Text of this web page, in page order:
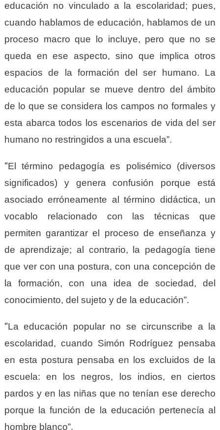
educación no vinculado a la escolaridad; pues,
cuando hablamos de educación, hablamos de un
proceso macro que lo incluye, pero que no se
queda en ese aspecto, sino que implica otros
espacios de la formación del ser humano. La
educación popular se mueve dentro del ámbito
de lo que se considera los campos no formales y
esta abarca todos los escenarios de vida del ser
humano no restringidos a una escuela”.
“El término pedagogía es polisémico (diversos
significados) y genera confusión porque está
asociado erróneamente al término didáctica, un
vocablo relacionado con las técnicas que
permiten garantizar el proceso de enseñanza y
de aprendizaje; al contrario, la pedagogía tiene
que ver con una postura, con una concepción de
la formación, con una idea de sociedad, del
conocimiento, del sujeto y de la educación”.
“La educación popular no se circunscribe a la
escolaridad, cuando Simón Rodríguez pensaba
en esta postura pensaba en los excluidos de la
escuela: en los negros, los indios, en ciertos
pardos y en las niñas que no tenían ese derecho
porque la función de la educación pertenecía al
hombre blanco”.